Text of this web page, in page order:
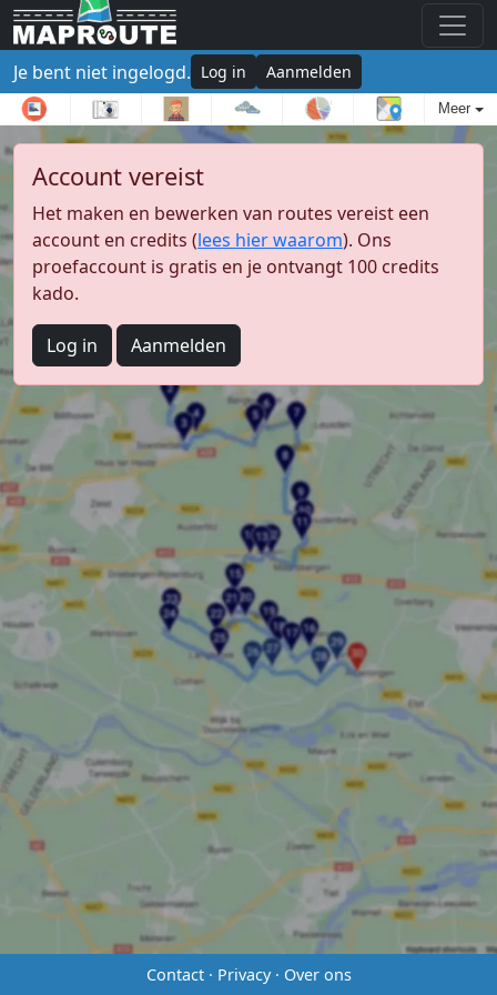
Je bent niet ingelogd. Log in Aanmelden
Meer
Account vereist
Het maken en bewerken van routes vereist een
account en credits (lees hier waarom). Ons
proefaccount is gratis en je ontvangt 100 credits
kado.
Log in Aanmelden
Contact· Privacy· Over ons